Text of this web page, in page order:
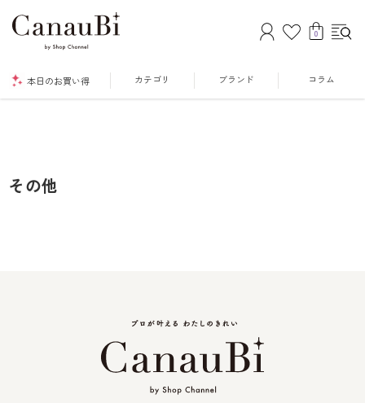
0
本日のお買い得 カテゴリ ブランド コラム
その他